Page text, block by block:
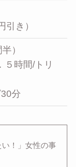
引き）
）
５時間/トリ
分
い！」女性の事